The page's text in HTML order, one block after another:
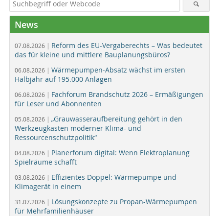
News
07.08.2026 | Reform des EU-Vergaberechts – Was bedeutet
das für kleine und mittlere Bauplanungsbüros?
06.08.2026 | Wärmepumpen-Absatz wächst im ersten
Halbjahr auf 195.000 Anlagen
06.08.2026 | Fachforum Brandschutz 2026 – Ermäßigungen
für Leser und Abonnenten
05.08.2026 | „Grauwasseraufbereitung gehört in den
Werkzeugkasten moderner Klima- und
Ressourcenschutzpolitik“
04.08.2026 | Planerforum digital: Wenn Elektroplanung
Spielräume schafft
03.08.2026 | Effizientes Doppel: Wärmepumpe und
Klimagerät in einem
31.07.2026 | Lösungskonzepte zu Propan-Wärmepumpen
für Mehrfamilienhäuser